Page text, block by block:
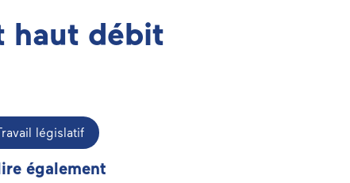
haut débit
législatif
également